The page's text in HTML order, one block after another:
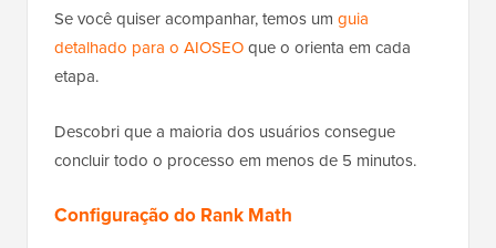
Se você quiser acompanhar, temos um guia
detalhado para o AIOSEOque o orienta em cada
etapa.
Descobri que a maioria dos usuários consegue
concluir todo o processo em menos de 5 minutos.
Configuração do Rank Math